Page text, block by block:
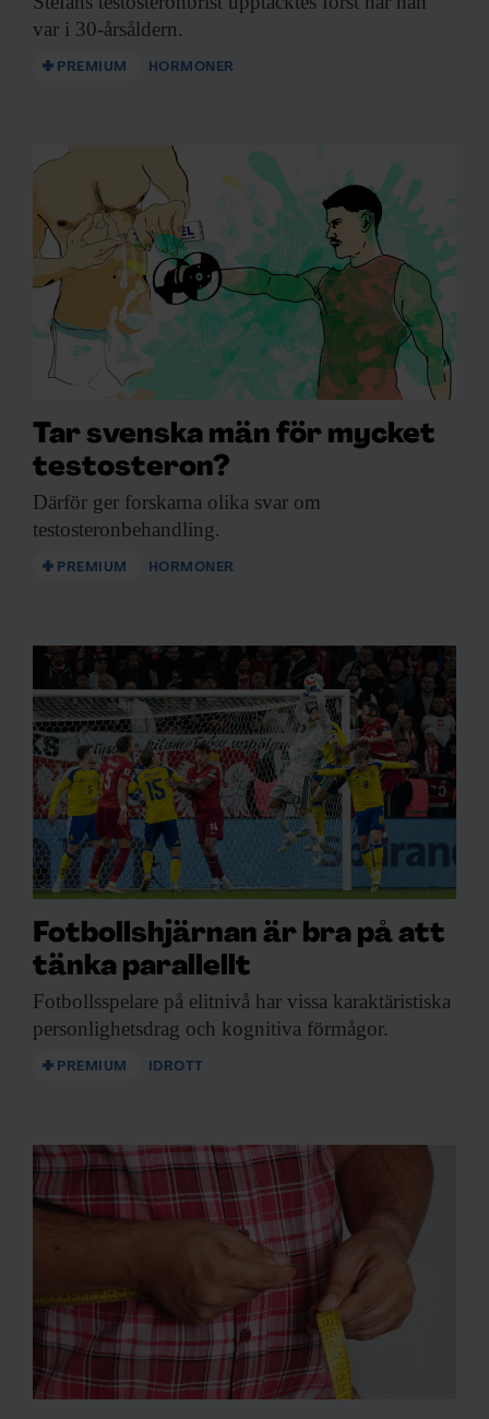
var i 30-årsåldern.
PREMIUM HORMONER
Tar svenska män för mycket
testosteron?
Därför ger forskarna olika svar om
testosteronbehandling.
PREMIUM HORMONER
Fotbollshjärnan är bra på att
tänka parallellt
Fotbollsspelare på elitnivå har vissa karaktäristiska
personlighetsdrag och kognitiva förmågor.
PREMIUM IDROTT